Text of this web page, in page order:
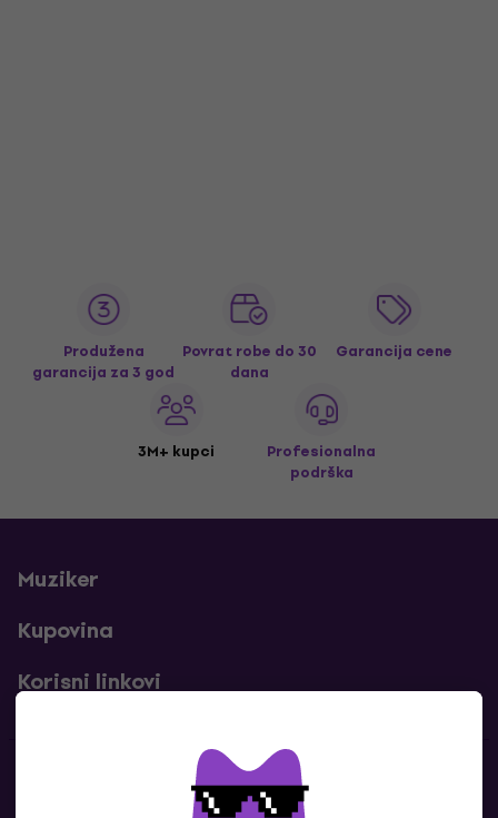
Produžena
garancija za 3 god
Povrat robe do 30
dana
Garancija cene
3M+ kupci
Profesionalna
podrška
Muziker
Kupovina
Korisni linkovi
Kontakti